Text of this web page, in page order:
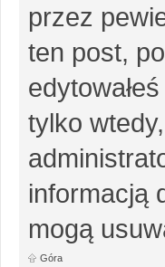
przez
ten post,
tylko
informacją
mogą
Góra